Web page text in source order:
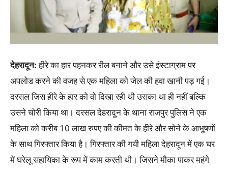
देहरादून:हीरे का हार पहनकर रील बनाने और उसे इंस्टाग्राम पर
अपलोड करने की वजह से एक महिला को जेल की हवा खानी पड़ गई।
दरसल जिस हीरे के हार को वो दिखा रही थी उसका था ही नहीं बल्कि
उसने चोरी किया था। दरसल देहरादून के थाना राजपुर पुलिस ने एक
महिला को करीब 10 लाख रुपए की कीमत के हीरे और सोने के आभूषणों
के साथ गिरफ्तार किया है। गिरफ्तार की गयी महिला देहरादून में एक घर
में घरेलू सहायिका के रूप में काम करती थी। जिसने मौका पाकर महंगे